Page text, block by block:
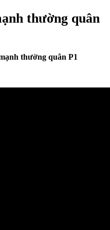
thường quân
thường quân P1